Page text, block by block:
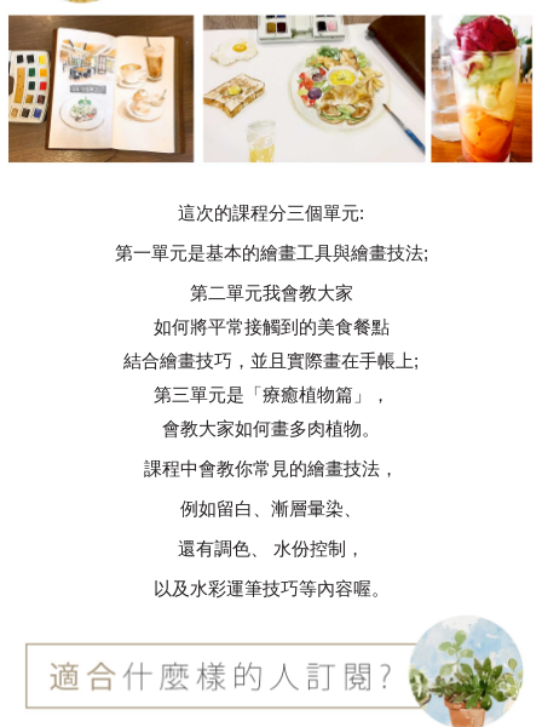
這次的課程分三個單元:
第一單元是基本的繪畫工具與繪畫技法;
第二單元我會教大家
如何將平常接觸到的美食餐點
結合繪畫技巧，並且實際畫在手帳上;
第三單元是「療癒植物篇」，
會教大家如何畫多肉植物。
課程中會教你常見的繪畫技法，
例如留白、漸層暈染、
還有調色、 水份控制，
以及水彩運筆技巧等內容喔。